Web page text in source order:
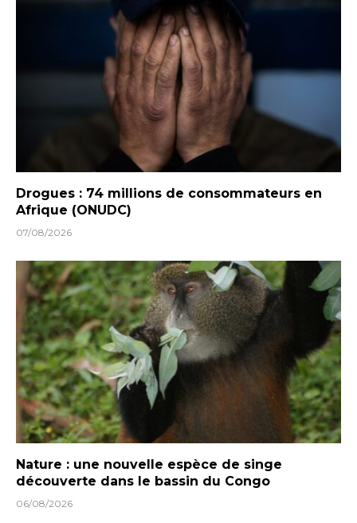
Drogues : 74 millions de consommateurs en
Afrique (ONUDC)
07/08/2026
Nature : une nouvelle espèce de singe
découverte dans le bassin du Congo
06/08/2026